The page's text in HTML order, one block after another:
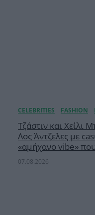
Τζάστιν και Χείλι
Λος Άντζελες με
«αμήχανο vibe»
07.08.2026